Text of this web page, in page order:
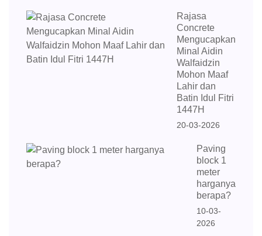
Rajasa
Concrete
Mengucapkan
Minal Aidin
Walfaidzin
Mohon Maaf
Lahir dan
Batin Idul Fitri
1447H
20-03-2026
Paving
block 1
meter
harganya
berapa?
10-03-
2026